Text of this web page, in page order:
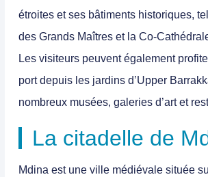
étroites et ses bâtiments historiques,
des Grands Maîtres et la Co-
Les visiteurs peuvent également
port depuis les jardins d’Upper
nombreux musées, galeries d’art et
La citadelle de
Mdina est une ville médiévale située